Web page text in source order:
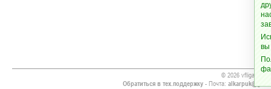
© 2026 vfliga.cc
Обратиться в тех.поддержку- Почта:
вы